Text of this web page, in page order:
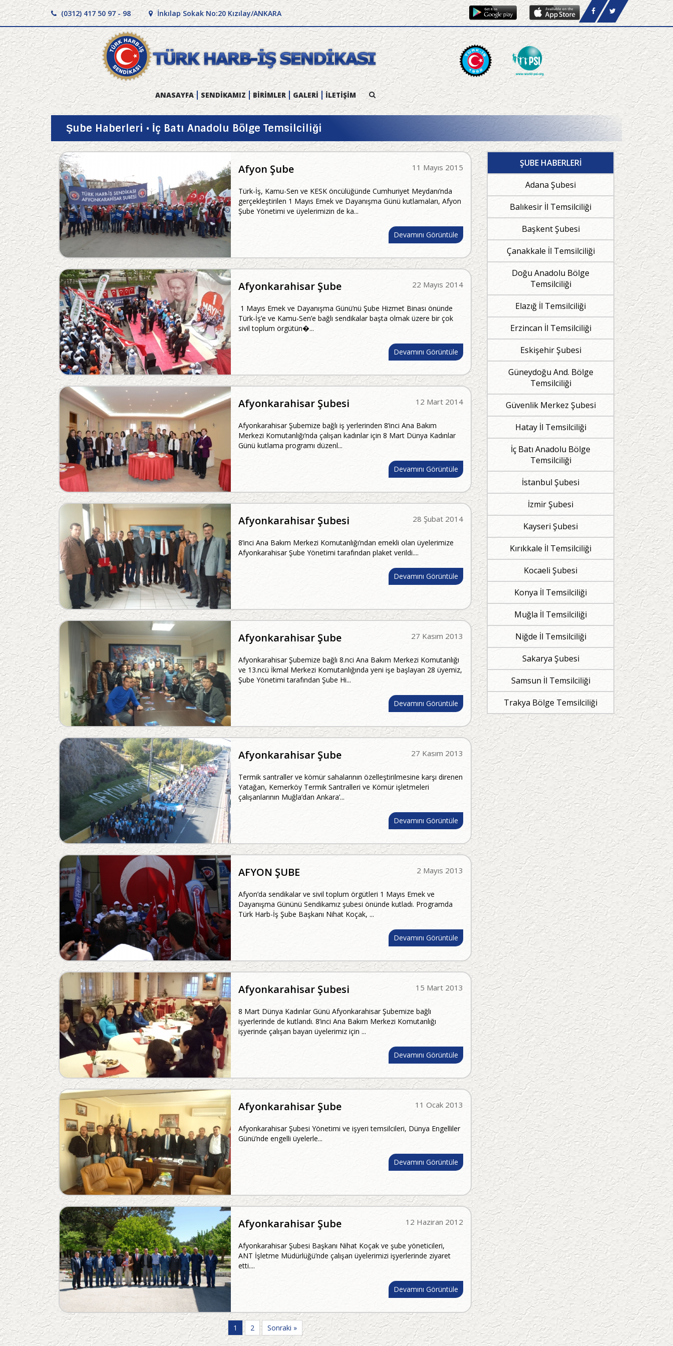
(0312) 417 50 97 - 98 İnkılap Sokak No:20 Kızılay/ANKARA
ANASAYFA SENDİKAMIZ BİRİMLER GALERİ İLETİŞİM
Şube Haberleri • İç Batı Anadolu Bölge Temsilciliği
11 Mayıs 2015
Afyon Şube
Türk-İş, Kamu-Sen ve KESK öncülüğünde Cumhuriyet Meydanı’nda
gerçekleştirilen 1 Mayıs Emek ve Dayanışma Günü kutlamaları, Afyon
Şube Yönetimi ve üyelerimizin de ka...
Devamını Görüntüle
22 Mayıs 2014
Afyonkarahisar Şube
1 Mayıs Emek ve Dayanışma Günü’nü Şube Hizmet Binası önünde
Türk-İş’e ve Kamu-Sen’e bağlı sendikalar başta olmak üzere bir çok
sivil toplum örgütün�...
Devamını Görüntüle
12 Mart 2014
Afyonkarahisar Şubesi
Afyonkarahisar Şubemize bağlı iş yerlerinden 8’inci Ana Bakım
Merkezi Komutanlığı’nda çalışan kadınlar için 8 Mart Dünya Kadınlar
Günü kutlama programı düzenl...
Devamını Görüntüle
28 Şubat 2014
Afyonkarahisar Şubesi
8’inci Ana Bakım Merkezi Komutanlığı’ndan emekli olan üyelerimize
Afyonkarahisar Şube Yönetimi tarafından plaket verildi....
Devamını Görüntüle
27 Kasım 2013
Afyonkarahisar Şube
Afyonkarahisar Şubemize bağlı 8.nci Ana Bakım Merkezi Komutanlığı
ve 13.ncü İkmal Merkezi Komutanlığında yeni işe başlayan 28 üyemiz,
Şube Yönetimi tarafından Şube Hi...
Devamını Görüntüle
27 Kasım 2013
Afyonkarahisar Şube
Termik santraller ve kömür sahalarının özelleştirilmesine karşı direnen
Yatağan, Kemerköy Termik Santralleri ve Kömür işletmeleri
çalışanlarının Muğla’dan Ankara’...
Devamını Görüntüle
2 Mayıs 2013
AFYON ŞUBE
Afyon’da sendikalar ve sivil toplum örgütleri 1 Mayıs Emek ve
Dayanışma Gününü Sendikamız şubesi önünde kutladı. Programda
Türk Harb-İş Şube Başkanı Nihat Koçak, ...
Devamını Görüntüle
15 Mart 2013
Afyonkarahisar Şubesi
8 Mart Dünya Kadınlar Günü Afyonkarahisar Şubemize bağlı
işyerlerinde de kutlandı. 8’inci Ana Bakım Merkezi Komutanlığı
işyerinde çalışan bayan üyelerimiz için ...
Devamını Görüntüle
11 Ocak 2013
Afyonkarahisar Şube
Afyonkarahisar Şubesi Yönetimi ve işyeri temsilcileri, Dünya Engelliler
Günü’nde engelli üyelerle...
Devamını Görüntüle
12 Haziran 2012
Afyonkarahisar Şube
Afyonkarahisar Şubesi Başkanı Nihat Koçak ve şube yöneticileri,
ANT İşletme Müdürlüğü’nde çalışan üyelerimizi işyerlerinde ziyaret
etti....
Devamını Görüntüle
1 2 Sonraki »
ŞUBE HABERLERİ
Adana Şubesi
Balıkesir İl Temsilciliği
Başkent Şubesi
Çanakkale İl Temsilciliği
Doğu Anadolu Bölge
Temsilciliği
Elazığ İl Temsilciliği
Erzincan İl Temsilciliği
Eskişehir Şubesi
Güneydoğu And. Bölge
Temsilciliği
Güvenlik Merkez Şubesi
Hatay İl Temsilciliği
İç Batı Anadolu Bölge
Temsilciliği
İstanbul Şubesi
İzmir Şubesi
Kayseri Şubesi
Kırıkkale İl Temsilciliği
Kocaeli Şubesi
Konya İl Temsilciliği
Muğla İl Temsilciliği
Niğde İl Temsilciliği
Sakarya Şubesi
Samsun İl Temsilciliği
Trakya Bölge Temsilciliği